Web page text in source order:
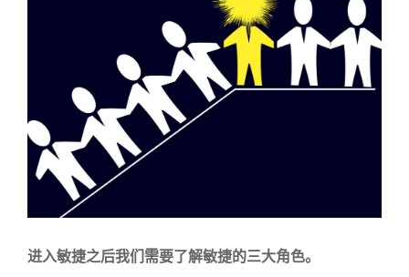
进入敏捷之后我们需要了解敏捷的三大角色。